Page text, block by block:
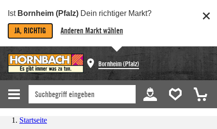
Ist Bornheim (Pfalz) Dein richtiger Markt?
JA, RICHTIG Anderen Markt wählen
Bornheim (Pfalz)
Startseite